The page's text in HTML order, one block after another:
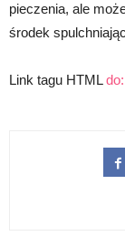
pieczenia, ale
środek
Link tagu HTMLdo: